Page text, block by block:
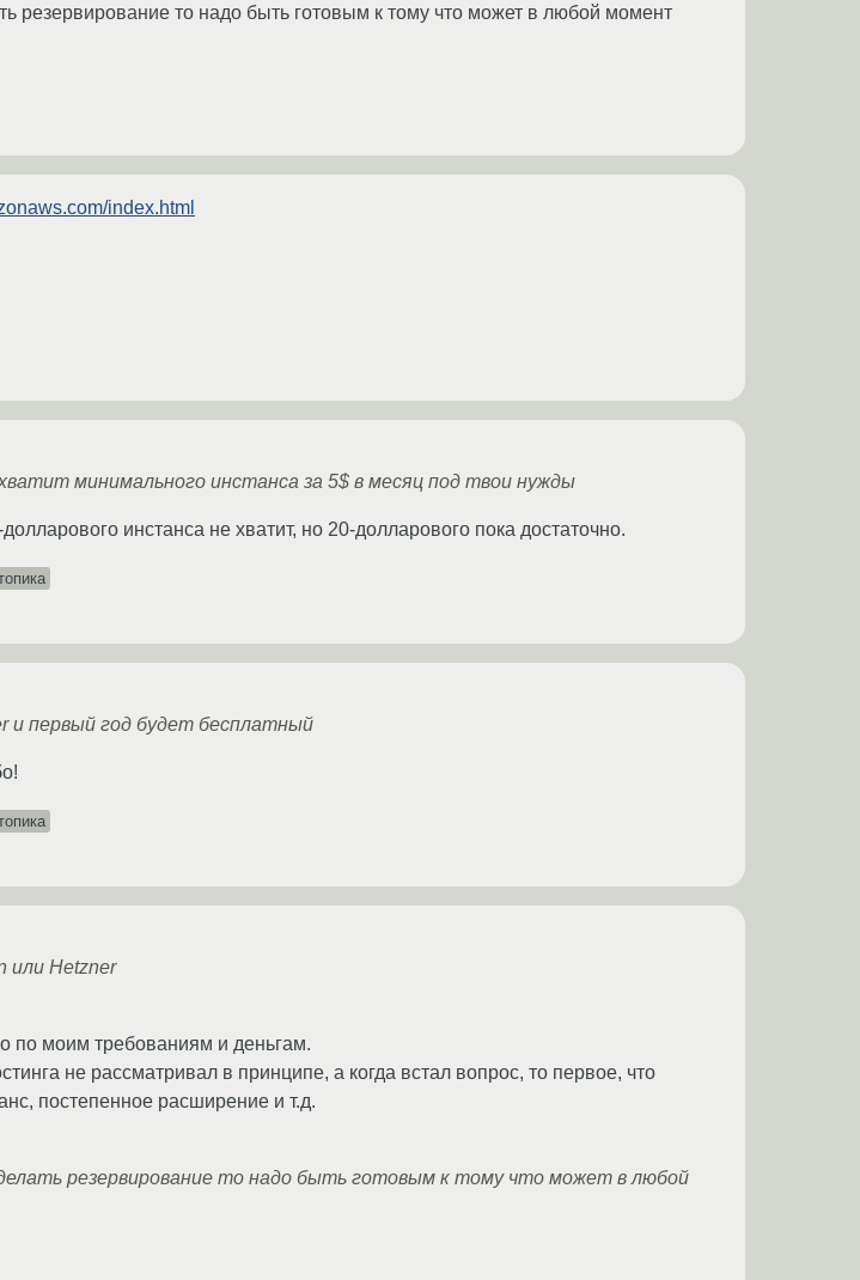
резервирование то надо быть готовым к тому что может в любой момент
index.html
минимального инстанса за 5$ в месяц под твои нужды
инстанса не хватит, но 20-долларового пока достаточно.
и первый год будет бесплатный
или Hetzner
по моим требованиям и деньгам.
не рассматривал в принципе, а когда встал вопрос, то первое, что
постепенное расширение и т.д.
резервирование то надо быть готовым к тому что может в любой